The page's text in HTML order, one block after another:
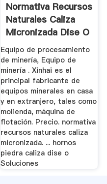
Normativa Recursos
Naturales Caliza
Micronizada Dise O
...
Equipo de procesamiento
de minería, Equipo de
minería . Xinhai es el
principal fabricante de
equipos minerales en casa
y en extranjero, tales como
molienda, máquina de
flotación. Precio. normativa
recursos naturales caliza
micronizada. ... hornos
piedra caliza dise o
Soluciones